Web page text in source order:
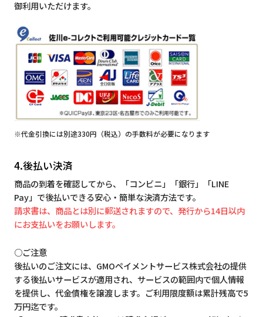
御利用いただけます。
※代金引換には別途330円（税込）の手数料が必要になります
4.後払い決済
商品の到着を確認してから、「コンビニ」「銀行」「LINE
Pay」で後払いできる安心・簡単な決済方法です。
請求書は、商品とは別に郵送されますので、発行から14日以内
にお支払いをお願いします。
○ご注意
後払いのご注文には、GMOペイメントサービス株式会社の提供
する後払いサービスが適用され、サービスの範囲内で個人情報
を提供し、代金債権を譲渡します。ご利用限度額は累計残高で5
万円迄です。